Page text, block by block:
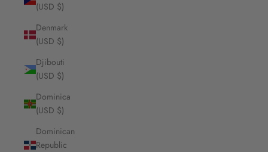
(USD $)
Denmark
(USD $)
Djibouti
(USD $)
Dominica
(USD $)
Dominican
Republic